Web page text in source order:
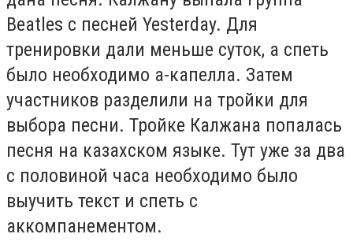
Beatles с песней Yesterday. Для
тренировки дали меньше суток, а спеть
было необходимо а-капелла. Затем
участников разделили на тройки для
выбора песни. Тройке Калжана попалась
песня на казахском языке. Тут уже за два
с половиной часа необходимо было
выучить текст и спеть с
аккомпанементом.